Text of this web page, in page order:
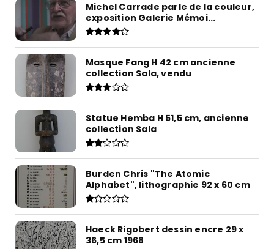
Michel Carrade parle de la couleur,
exposition Galerie Mémoi...
Masque Fang H 42 cm ancienne
collection Sala, vendu
Statue Hemba H 51,5 cm, ancienne
collection Sala
Burden Chris "The Atomic
Alphabet", lithographie 92 x 60 cm
Haeck Rigobert dessin encre 29 x
36,5 cm 1968